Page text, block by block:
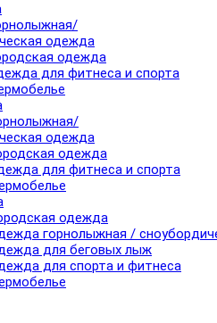
одежда
одежда
для фитнеса и спорта
одежда
одежда
для фитнеса и спорта
одежда
горнолыжная /
для беговых лыж
для спорта и фитнеса